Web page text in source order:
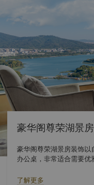
豪华阁尊荣湖景房
豪华阁尊荣湖景房装饰
办公桌，非常适合需要
了解更多